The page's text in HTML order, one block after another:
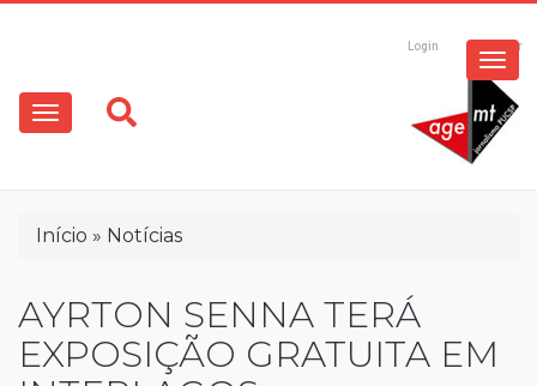
conteúdo
principal
Login Registrar
Main
navigation
Trilha
navegação
Início Notícias
AYRTON SENNA TERÁ
EXPOSIÇÃO GRATUITA EM